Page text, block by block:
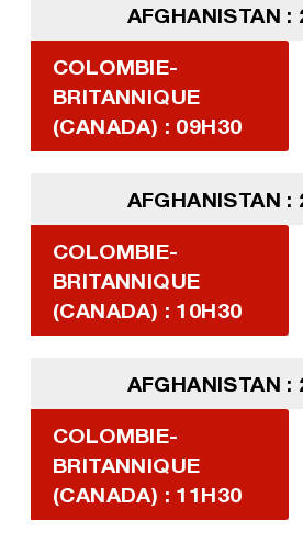
AFGHANISTAN :
COLOMBIE-
BRITANNIQUE
(CANADA) : 09H30
AFGHANISTAN :
COLOMBIE-
BRITANNIQUE
(CANADA) : 10H30
AFGHANISTAN :
COLOMBIE-
BRITANNIQUE
(CANADA) : 11H30